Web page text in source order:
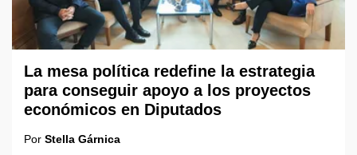
La mesa política redefine la estrategia
para conseguir apoyo a los proyectos
económicos en Diputados
Por Stella Gárnica